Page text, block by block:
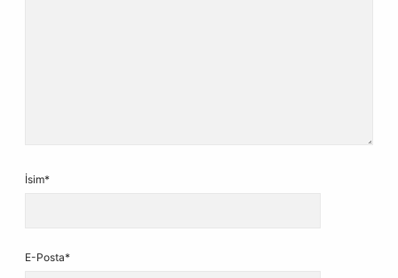
İsim*
E-Posta*